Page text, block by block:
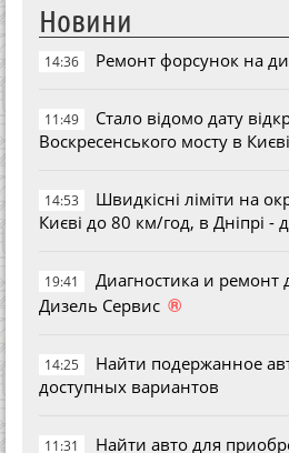
Новини
14:36 Ремонт форсунок на
11:49
Стало відомо дату
Воскресенського мосту в Києві
14:53
Швидкісні ліміти на
Києві до 80 км/год, в Дніпрі -
19:41
Диагностика и ремонт
Дизель Сервис ®
14:25
Найти подержанное
доступных вариантов
11:31
Найти авто для